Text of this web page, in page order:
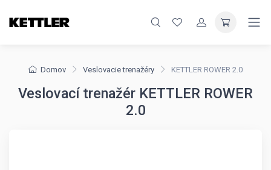
Domov Veslovacie trenažéry KETTLER ROWER 2.0
Veslovací trenažér KETTLER ROWER
2.0